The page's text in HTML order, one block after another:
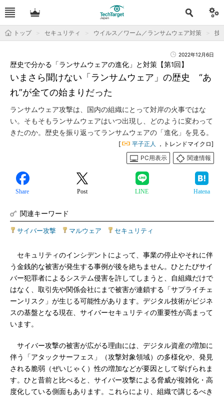
トップ セキュリティ ウイルス／ワーム／ランサムウェア対策 技
2022年12月6日
いまさら聞けない「ランサムウェア」の歴史 “あ
れ”が全ての始まりだった
歴史で分かる「ランサムウェアの進化」と対策【第1回】
ランサムウェア攻撃は、国内の組織にとって対岸の火事ではな
い。そもそもランサムウェアはいつ出現し、どのように変わって
きたのか。歴史を振り返ってランサムウェアの「進化」を見る。
[ 平子正人
，トレンドマイクロ]
PC用表示
関連情報
Share Post LINE Hatena
関連キーワード
サイバー攻撃 マルウェア セキュリティ
セキュリティのインシデントによって、事業の停止やそれに伴
う金銭的な被害が発生する事例が後を絶ちません。ひとたびサイ
バー犯罪者によるシステム侵害を許してしまうと、自組織だけで
はなく、取引先や関係会社にまで被害が連鎖する「サプライチェ
ーンリスク」が生じる可能性があります。デジタル技術がビジネ
スの基盤となる現在、サイバーセキュリティの重要性が高まって
います。
サイバー攻撃の被害が広がる理由には、デジタル資産の増加に
伴う「アタックサーフェス」（攻撃対象領域）の多様化や、発見
される脆弱（ぜいじゃく）性の増加などが要因として挙げられま
す。ひと昔前と比べると、サイバー攻撃による脅威が複雑化・高
度化している側面もあります。これらにより、組織で講じるべき